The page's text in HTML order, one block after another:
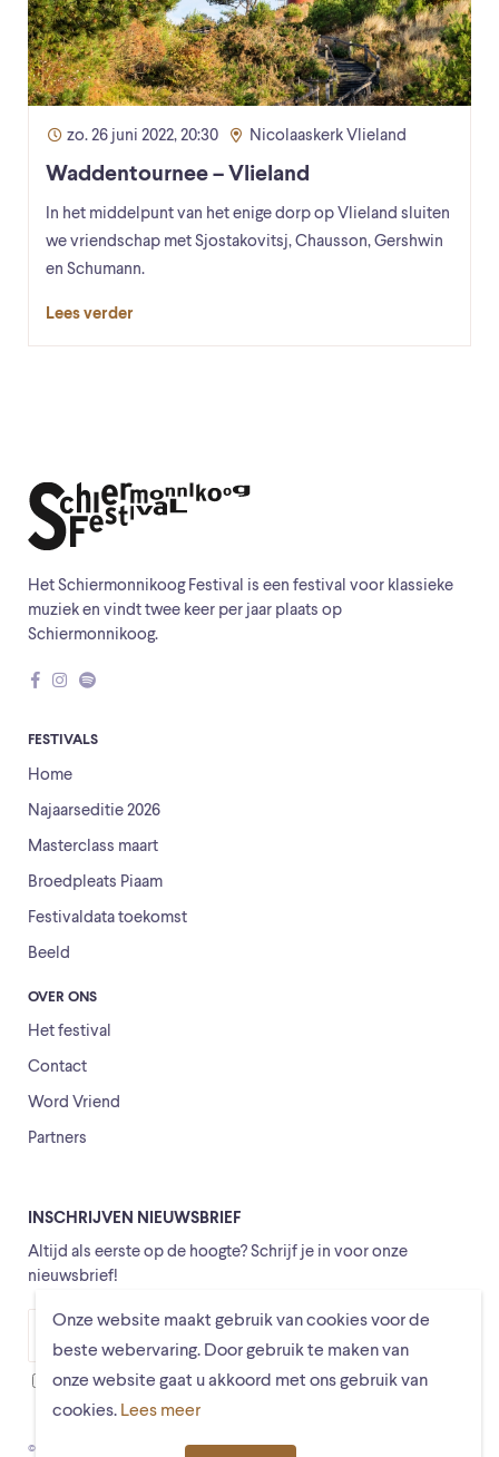
Onze website maakt gebruik van cookies voor de
beste webervaring. Door gebruik te maken van
onze website gaat u akkoord met ons gebruik van
cookies. Lees meer
zo. 26 juni 2022, 20:30 Nicolaaskerk Vlieland
Waddentournee – Vlieland
In het middelpunt van het enige dorp op Vlieland sluiten
we vriendschap met Sjostakovitsj, Chausson, Gershwin
en Schumann.
Lees verder
Het Schiermonnikoog Festival is een festival voor klassieke
muziek en vindt twee keer per jaar plaats op
Schiermonnikoog.
FESTIVALS
Home
Najaarseditie 2026
Masterclass maart
Broedpleats Piaam
Festivaldata toekomst
Beeld
OVER ONS
Het festival
Contact
Word Vriend
Partners
INSCHRIJVEN NIEUWSBRIEF
Altijd als eerste op de hoogte? Schrijf je in voor onze
nieuwsbrief!
Ik ga ermee akkoord dat mijn gegevens worden opgeslagen
© Schiermonnikoogfestival 2026 Voorwaarden